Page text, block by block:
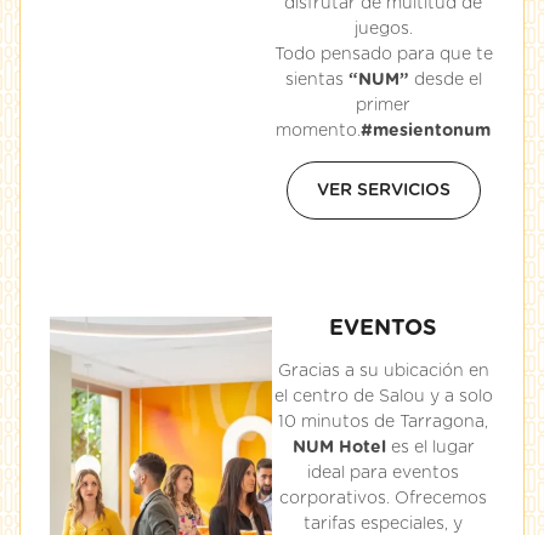
disfrutar de multitud de
juegos.
Todo pensado para que te
sientas “NUM” desde el
primer
momento.#mesientonum
VER SERVICIOS
EVENTOS
Gracias a su ubicación en
el centro de Salou y a solo
10 minutos de Tarragona,
NUM Hoteles el lugar
ideal para eventos
corporativos. Ofrecemos
tarifas especiales, y